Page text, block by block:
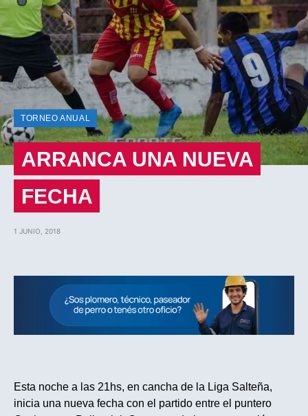
TORNEO ANUAL
ARRANCA UNA NUEVA
FECHA
1 JUNIO, 2018
Esta noche a las 21hs, en cancha de la Liga Salteña,
inicia una nueva fecha con el partido entre el puntero